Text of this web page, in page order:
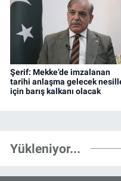
Şerif: Mekke’de imzalanan
tarihi anlaşma gelecek
için barış kalkanı olacak
Yükleniyor...